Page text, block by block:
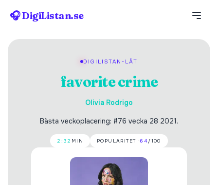
🎧 DigiListan.se
DIGILISTAN-LÅT
favorite crime
Olivia Rodrigo
Bästa veckoplacering: #76 vecka 28 2021.
2:32 MIN POPULARITET ·64 /100